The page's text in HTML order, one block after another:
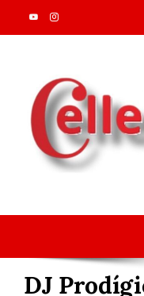
Skip
to
DJ